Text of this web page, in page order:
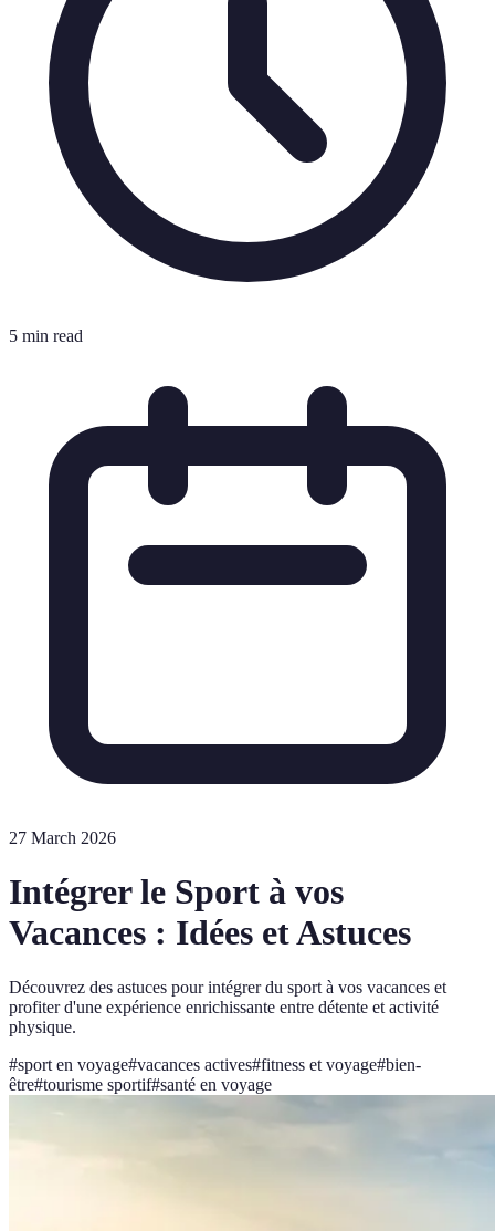
5 min read
27 March 2026
Intégrer le Sport à vos
Vacances : Idées et Astuces
Découvrez des astuces pour intégrer du sport à vos vacances et
profiter d'une expérience enrichissante entre détente et activité
physique.
#sport en voyage#vacances actives#fitness et voyage#bien-
être#tourisme sportif#santé en voyage